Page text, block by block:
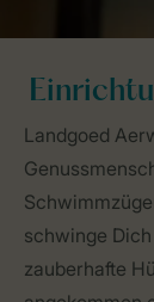
Landgoed
schwinge
zauberhafte